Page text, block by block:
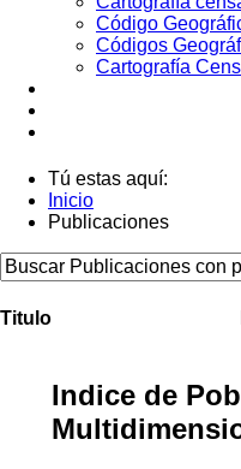
Código
Códigos
Cartografía
Tú estas aquí:
Inicio
Publicaciones
Titulo
Indice de